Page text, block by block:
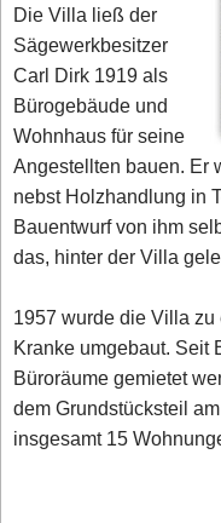
Die Villa ließ der
Sägewerkbesitzer
Carl Dirk 1919 als
Bürogebäude und
Wohnhaus für seine
Angestellten bauen. Er
nebst Holzhandlung in
Bauentwurf von ihm
das, hinter der Villa
1957 wurde die Villa
Kranke umgebaut. Seit
Büroräume gemietet
dem Grundstücksteil
insgesamt 15